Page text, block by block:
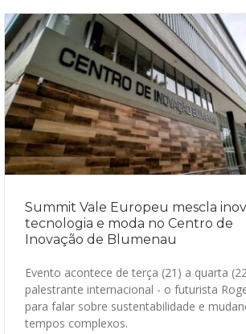
Summit Vale Europeu mescla
tecnologia e moda no Centro de
Inovação de Blumenau
Evento acontece de terça (21) a quarta
palestrante internacional - o futurista
para falar sobre sustentabilidade e
tempos complexos.